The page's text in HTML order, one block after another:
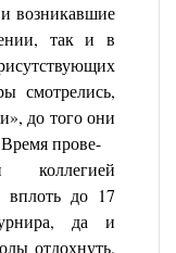
возникавшие
так и в
смотрелись,
до того они
прове-
коллегией
вплоть до 17
да и
отдохнуть,